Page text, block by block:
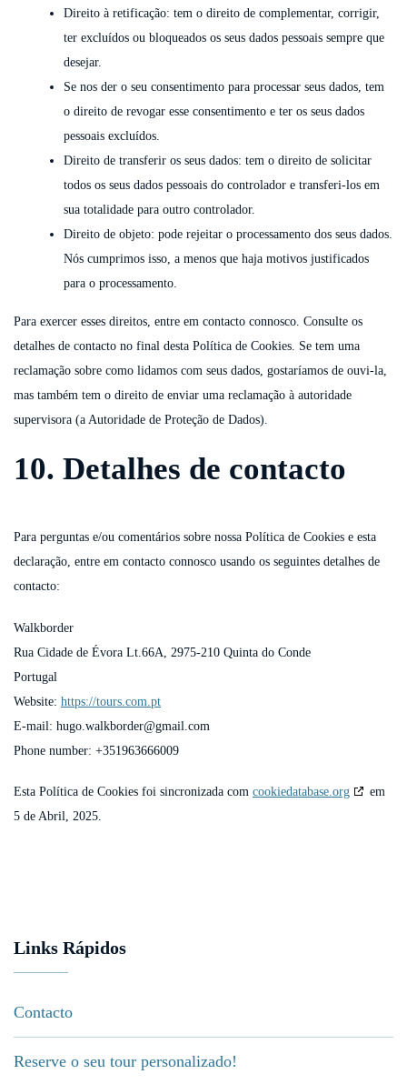
Direito à retificação: tem o direito de complementar, corrigir,
ter excluídos ou bloqueados os seus dados pessoais sempre que
desejar.
Se nos der o seu consentimento para processar seus dados, tem
o direito de revogar esse consentimento e ter os seus dados
pessoais excluídos.
Direito de transferir os seus dados: tem o direito de solicitar
todos os seus dados pessoais do controlador e transferi-los em
sua totalidade para outro controlador.
Direito de objeto: pode rejeitar o processamento dos seus dados.
Nós cumprimos isso, a menos que haja motivos justificados
para o processamento.
Para exercer esses direitos, entre em contacto connosco. Consulte os
detalhes de contacto no final desta Política de Cookies. Se tem uma
reclamação sobre como lidamos com seus dados, gostaríamos de ouvi-la,
mas também tem o direito de enviar uma reclamação à autoridade
supervisora (a Autoridade de Proteção de Dados).
10. Detalhes de contacto
Para perguntas e/ou comentários sobre nossa Política de Cookies e esta
declaração, entre em contacto connosco usando os seguintes detalhes de
contacto:
Walkborder
Rua Cidade de Évora Lt.66A, 2975-210 Quinta do Conde
Portugal
Website: https://tours.com.pt
E-mail: hugo.walkborder@gmail.com
Phone number: +351963666009
Esta Política de Cookies foi sincronizada com cookiedatabase.org
em
5 de Abril, 2025.
Links Rápidos
Contacto
Reserve o seu tour personalizado!